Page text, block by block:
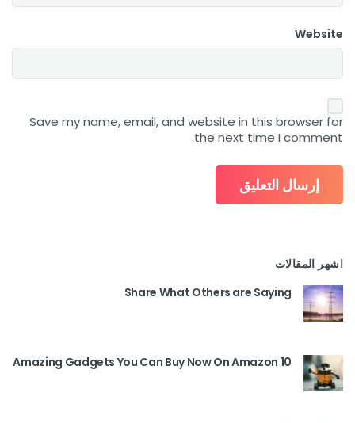
Website
Save my name, email, and website in this browser for
the next time I comment.
اشهر المقالات
Share What Others are Saying
10 Amazing Gadgets You Can Buy Now On Amazon